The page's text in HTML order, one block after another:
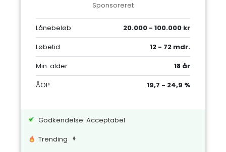
Sponsoreret
Lånebeløb
20.000 - 100.000 kr
Løbetid
12 - 72 mdr.
Min. alder
18 år
ÅOP
19,7 - 24,9 %
Godkendelse: Acceptabel
Trending